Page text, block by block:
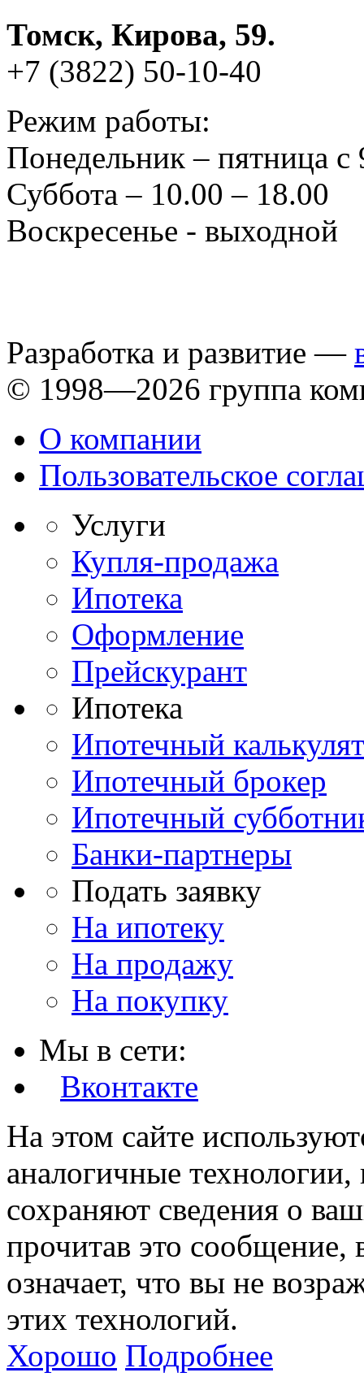
Томск, Кирова, 59.
+7 (3822) 50-10-40
Режим работы:
Понедельник – пятница с
Суббота – 10.00 – 18.00
Воскресенье - выходной
Разработка и развитие —
© 1998—2026 группа
О компании
Пользовательское
Услуги
Купля-продажа
Ипотека
Оформление
Прейскурант
Ипотека
Ипотечный
Ипотечный брокер
Ипотечный
Банки-партнеры
Подать заявку
На ипотеку
На продажу
На покупку
Мы в сети:
Вконтакте
На этом сайте
аналогичные технологии,
сохраняют сведения о
прочитав это сообщение,
означает, что вы не
этих технологий.
Хорошо Подробнее